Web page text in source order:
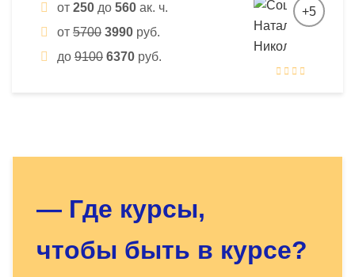
от 250 до 560 ак. ч.
от 5700 3990 руб.
до 9100 6370 руб.
+5
— Где курсы,
чтобы быть в курсе?
Оставьте заявку - мы найдём